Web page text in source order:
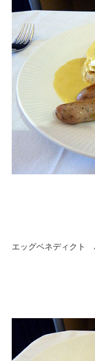
エッグベネディクト